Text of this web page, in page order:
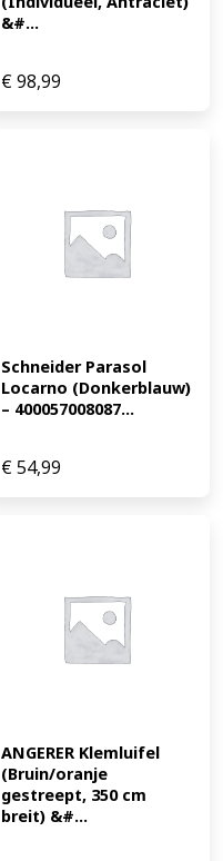
&#...
€98,99
Schneider Parasol
Locarno (Donkerblauw)
– 400057008087...
€54,99
ANGERER Klemluifel
(Bruin/oranje
gestreept, 350 cm
breit) &#...